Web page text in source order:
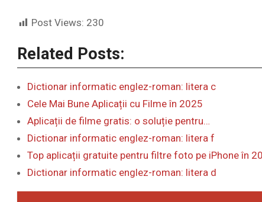
Post Views: 230
Related Posts:
Dictionar informatic englez-roman: litera c
Cele Mai Bune Aplicații cu Filme în 2025
Aplicații de filme gratis: o soluție pentru…
Dictionar informatic englez-roman: litera f
Top aplicații gratuite pentru filtre foto pe iPhone în
Dictionar informatic englez-roman: litera d